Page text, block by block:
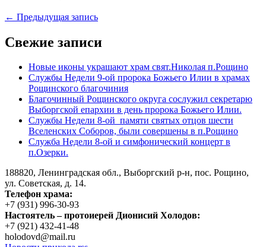
← Предыдущая запись
Свежие записи
Новые иконы украшают храм свят.Николая п.Рощино
Службы Недели 9-ой пророка Божьего Илии в храмах
Рощинского благочиния
Благочинный Рощинского округа сослужил секретарю
Выборгской епархии в день пророка Божьего Илии.
Службы Недели 8-ой памяти святых отцов шести
Вселенских Соборов, были совершены в п.Рощино
Служба Недели 8-ой и симфонический концерт в
п.Озерки.
188820, Ленинградская обл., Выборгский р-н, пос. Рощино,
ул. Советская, д. 14.
Телефон храма:
+7 (931) 996-30-93
Настоятель – протоиерей Дионисий Холодов:
+7 (921) 432-41-48
holodovd@mail.ru